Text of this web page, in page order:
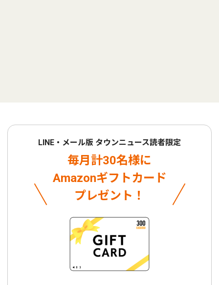
LINE・メール版 タウンニュース読者限定
毎月計30名様に
Amazonギフトカード
プレゼント！